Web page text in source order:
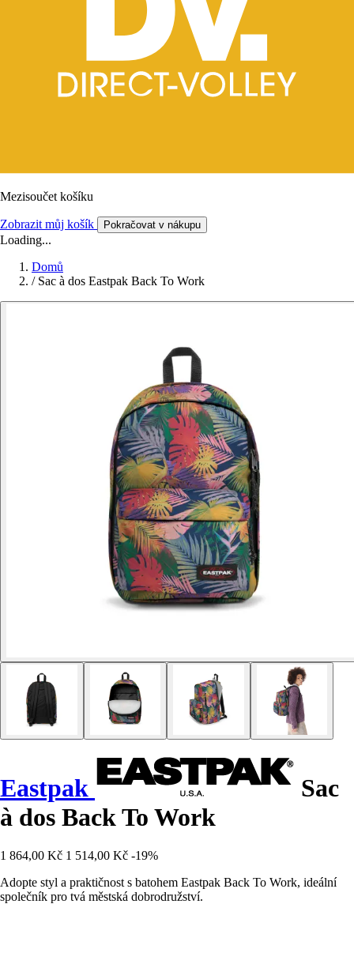
Mezisoučet košíku
Zobrazit můj košík Pokračovat v nákupu
Loading...
Domů
/ Sac à dos Eastpak Back To Work
Eastpak
Sac
à dos Back To Work
1 864,00 Kč 1 514,00 Kč -19%
Adopte styl a praktičnost s batohem Eastpak Back To Work, ideální
společník pro tvá městská dobrodružství.